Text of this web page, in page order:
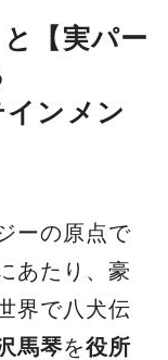
と【実パー
ンメン
ーの原点で
あたり、豪
界で八犬伝
馬琴を役所